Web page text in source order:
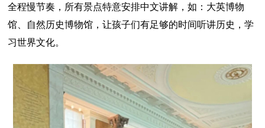
全程慢节奏，所有景点特意安排中文讲解，如：大英博物
馆、自然历史博物馆，让孩子们有足够的时间听讲历史，学
习世界文化。